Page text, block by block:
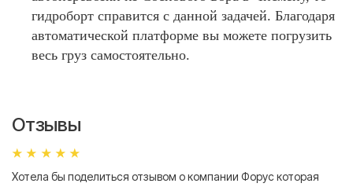
гидроборт справится с данной задачей. Благодаря
автоматической платформе вы можете погрузить
весь груз самостоятельно.
Отзывы
Хотела бы поделиться отзывом о компании Форус которая